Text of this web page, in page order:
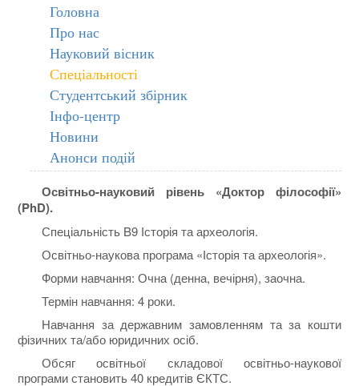
Головна
Про нас
Науковий вісник
Спеціальності
Студентський збірник
Інфо-центр
Новини
Анонси подій
Освітньо-науковий рівень «Доктор філософії»
(PhD).
Спеціальність B9 Історія та археологія.
Освітньо-наукова програма «Історія та археологія».
Форми навчання: Очна (денна, вечірня), заочна.
Термін навчання: 4 роки.
Навчання за державним замовленням та за кошти
фізичних та/або юридичних осіб.
Обсяг освітньої складової освітньо-наукової
програми становить 40 кредитів ЄКТС.